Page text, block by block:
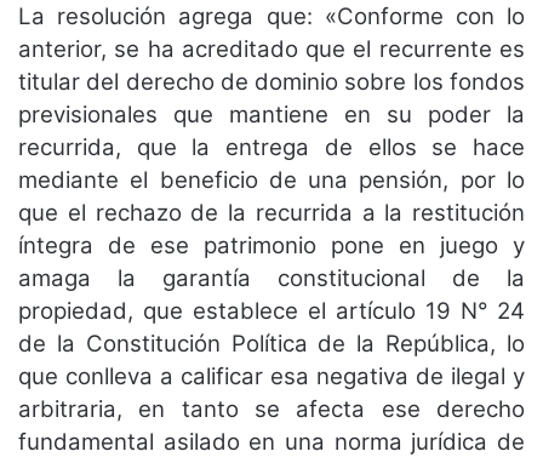
La resolución agrega que: «Conforme con lo
anterior, se ha acreditado que el recurrente es
titular del derecho de dominio sobre los fondos
previsionales que mantiene en su poder la
recurrida, que la entrega de ellos se hace
mediante el beneficio de una pensión, por lo
que el rechazo de la recurrida a la restitución
íntegra de ese patrimonio pone en juego y
amaga la garantía constitucional de la
propiedad, que establece el artículo 19 N° 24
de la Constitución Política de la República, lo
que conlleva a calificar esa negativa de ilegal y
arbitraria, en tanto se afecta ese derecho
fundamental asilado en una norma jurídica de